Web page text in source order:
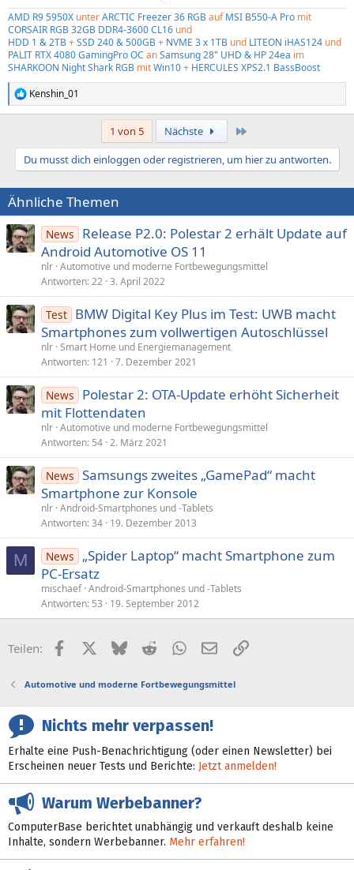
AMD R9 5950X unterARCTIC Freezer 36 RGBaufMSI B550-A Pro mit
CORSAIR RGB 32GB DDR4-3600CL16 und
HDD 1 & 2TB+SSD 240 & 500GB+ NVME 3 x 1TB und LITEON iHAS124 und
PALIT RTX 4080 GamingPro OC anSamsung 28" UHD & HP 24ea im
SHARKOON Night Shark RGB mitWin10+ HERCULES XPS2.1 BassBoost
R
e
t
o
n
e
n
:
Kenshin_01
1 von 5 Nächste
Du musst dich einloggen oder registrieren, um hier zu antworten.
Ähnliche Themen
News
Release P2.0: Polestar 2 erhält Update auf
Android Automotive OS 11
nlr Automotive und moderne Fortbewegungsmittel
Antworten 22 3. April 2022
Test BMW Digital Key Plus im Test: UWB macht
Smartphones zum vollwertigen Autoschlüssel
nlr Smart Home und Energiemanagement
Antworten 121 7. Dezember 2021
News
Polestar 2: OTA-Update erhöht Sicherheit
mit Flottendaten
nlr Automotive und moderne Fortbewegungsmittel
Antworten 54 2. März 2021
News Samsungs zweites „GamePad“ macht
Smartphone zur Konsole
nlr Android-Smartphones und -Tablets
Antworten 34 19. Dezember 2013
M News
„Spider Laptop“ macht Smartphone zum
PC-Ersatz
mischaef Android-Smartphones und -Tablets
Antworten 53 19. September 2012
Teilen: FacebookX (Twitter)
BlueskyRedditWhatsApp
E-MailLink
Automotive und moderne Fortbewegungsmittel
Nichts mehr verpassen!
Erhalte eine Push-Benachrichtigung (oder einen Newsletter) bei
Erscheinen neuer Tests und Berichte: Jetzt anmelden!
Warum Werbebanner?
ComputerBase berichtet unabhängig und verkauft deshalb keine
Inhalte, sondern Werbebanner. Mehr erfahren!